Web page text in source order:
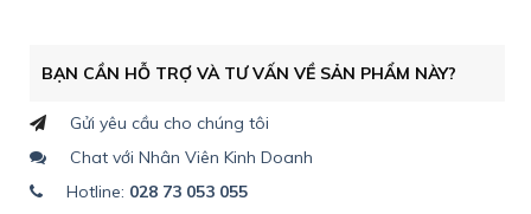
BẠN CẦN HỖ TRỢ VÀ TƯ VẤN VỀ SẢN PHẨM NÀY?
Gửi yêu cầu cho chúng tôi
Chat với Nhân Viên Kinh Doanh
Hotline: 028 73 053 055